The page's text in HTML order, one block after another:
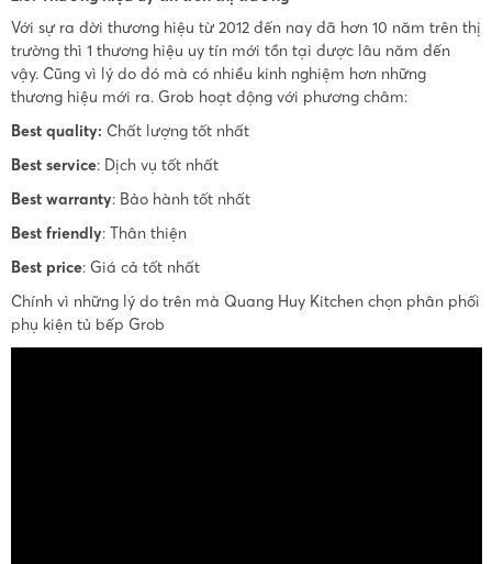
Với sự ra đời thương hiệu từ 2012 đến nay đã hơn 10 năm trên thị
trường thì 1 thương hiệu uy tín mới tồn tại được lâu năm đến
vậy. Cũng vì lý do đó mà có nhiều kinh nghiệm hơn những
thương hiệu mới ra. Grob hoạt động với phương châm:
Best quality: Chất lượng tốt nhất
Best service: Dịch vụ tốt nhất
Best warranty: Bảo hành tốt nhất
Best friendly: Thân thiện
Best price: Giá cả tốt nhất
Chính vì những lý do trên mà Quang Huy Kitchen chọn phân phối
phụ kiện tủ bếp Grob